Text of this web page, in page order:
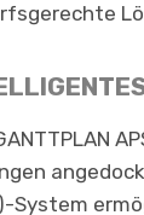
System